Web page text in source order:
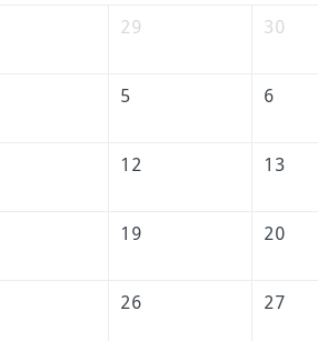
29 30
5 6
12 13
19 20
26 27